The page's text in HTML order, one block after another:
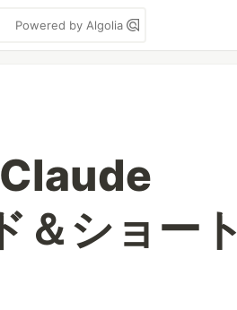
Powered by Algolia
＆ショート